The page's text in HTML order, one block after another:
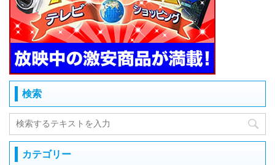
検索
カテゴリー